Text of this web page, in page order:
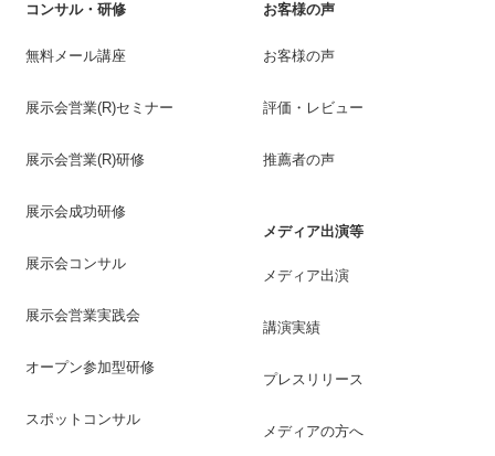
コンサル・研修
無料メール講座
展示会営業(R)セミナー
展示会営業(R)研修
展示会成功研修
展示会コンサル
展示会営業実践会
オープン参加型研修
スポットコンサル
お客様の声
お客様の声
評価・レビュー
推薦者の声
メディア出演等
メディア出演
講演実績
プレスリリース
メディアの方へ